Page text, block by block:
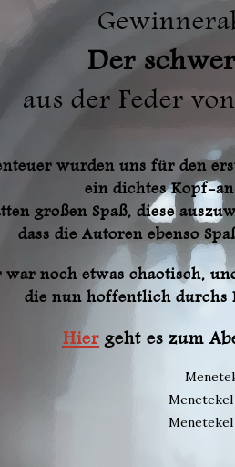
Der
aus der Feder von
wurden uns für den
ein dichtes Kopf-
großen Spaß, diese
dass die Autoren ebenso
war noch etwas chaotisch,
die nun hoffentlich durchs
Hiergeht es zum
Menetekel
Menetekel